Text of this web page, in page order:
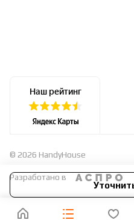
© 2026 HandyHouse
Разработано в